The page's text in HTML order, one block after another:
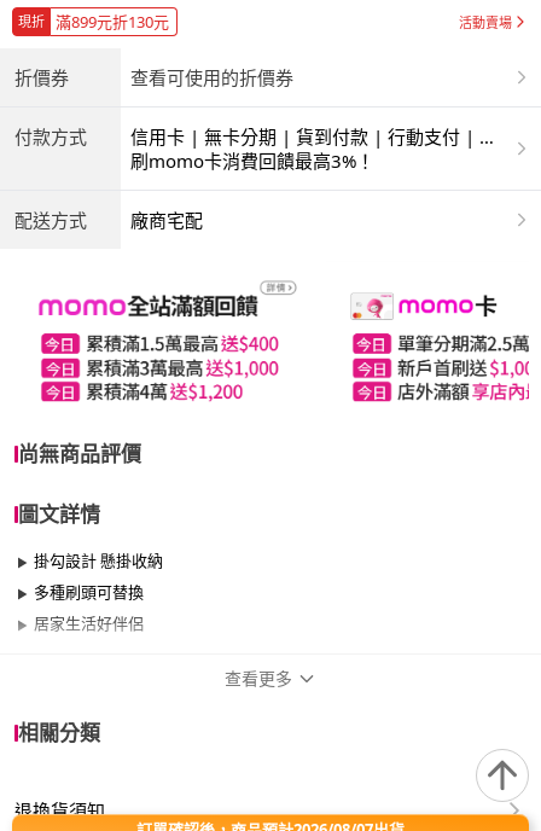
現折 滿899元折130元 活動賣場
折價券 查看可使用的折價券
付款方式
信用卡 | 無卡分期 | 貨到付款 | 行動支付 | 超
商付款 | ATM | 銀聯卡 | 銀行帳戶付款
刷momo卡消費回饋最高3%！
配送方式 廠商宅配
尚無商品評價
圖文詳情
掛勾設計 懸掛收納
多種刷頭可替換
居家生活好伴侶
臥室、客廳、浴室、廚房、門、門櫃、陽台、
查看更多
相關分類
退換貨須知